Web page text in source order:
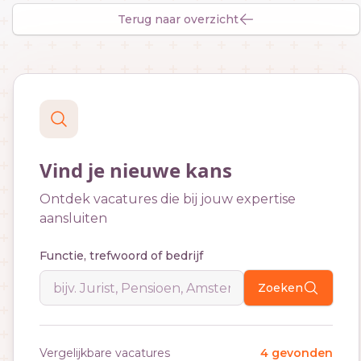
Terug naar overzicht
Vind je nieuwe kans
Ontdek vacatures die bij jouw expertise
aansluiten
Functie, trefwoord of bedrijf
Zoeken
Vergelijkbare vacatures 4 gevonden